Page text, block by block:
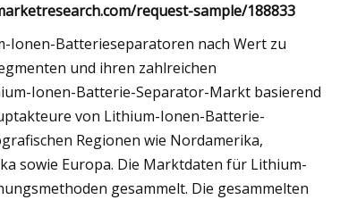
request-sample/188833
Ionen-Batterieseparatoren nach Wert zu
und ihren zahlreichen
Ionen-Batterie-Separator-Markt basierend
von Lithium-Ionen-Batterie-
Regionen wie Nordamerika,
sowie Europa. Die Marktdaten für Lithium-
gesammelt. Die gesammelten